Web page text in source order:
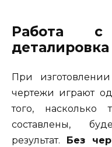
Работа
деталировка
При
чертежи играют
того,
составлены,
результат.
Без